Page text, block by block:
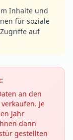
Inhalte und
für soziale
auf
an den
Je
Jahr
dann
gestellten